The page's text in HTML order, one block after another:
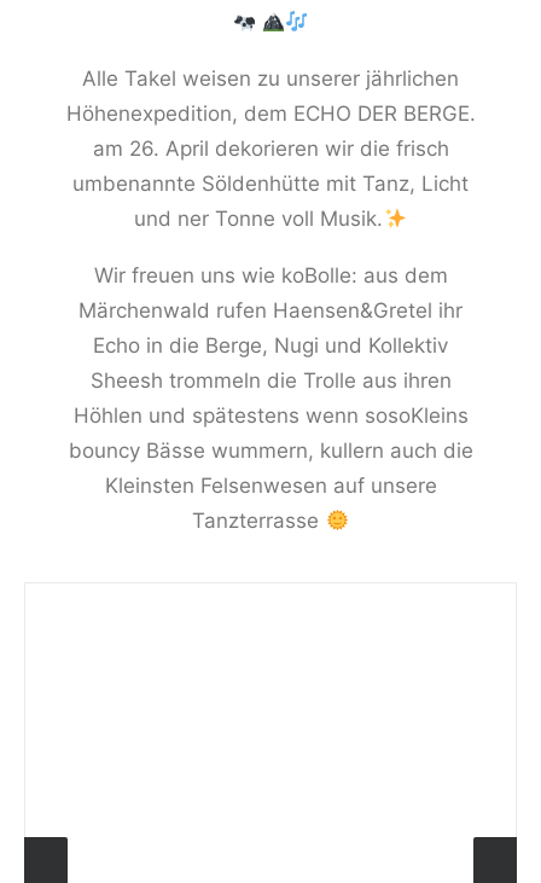
Alle Takel weisen zu unserer jährlichen
Höhenexpedition, dem ECHO DER BERGE.
am 26. April dekorieren wir die frisch
umbenannte Söldenhütte mit Tanz, Licht
und ner Tonne voll Musik.
Wir freuen uns wie koBolle: aus dem
Märchenwald rufen Haensen&Gretel ihr
Echo in die Berge, Nugi und Kollektiv
Sheesh trommeln die Trolle aus ihren
Höhlen und spätestens wenn sosoKleins
bouncy Bässe wummern, kullern auch die
Kleinsten Felsenwesen auf unsere
Tanzterrasse